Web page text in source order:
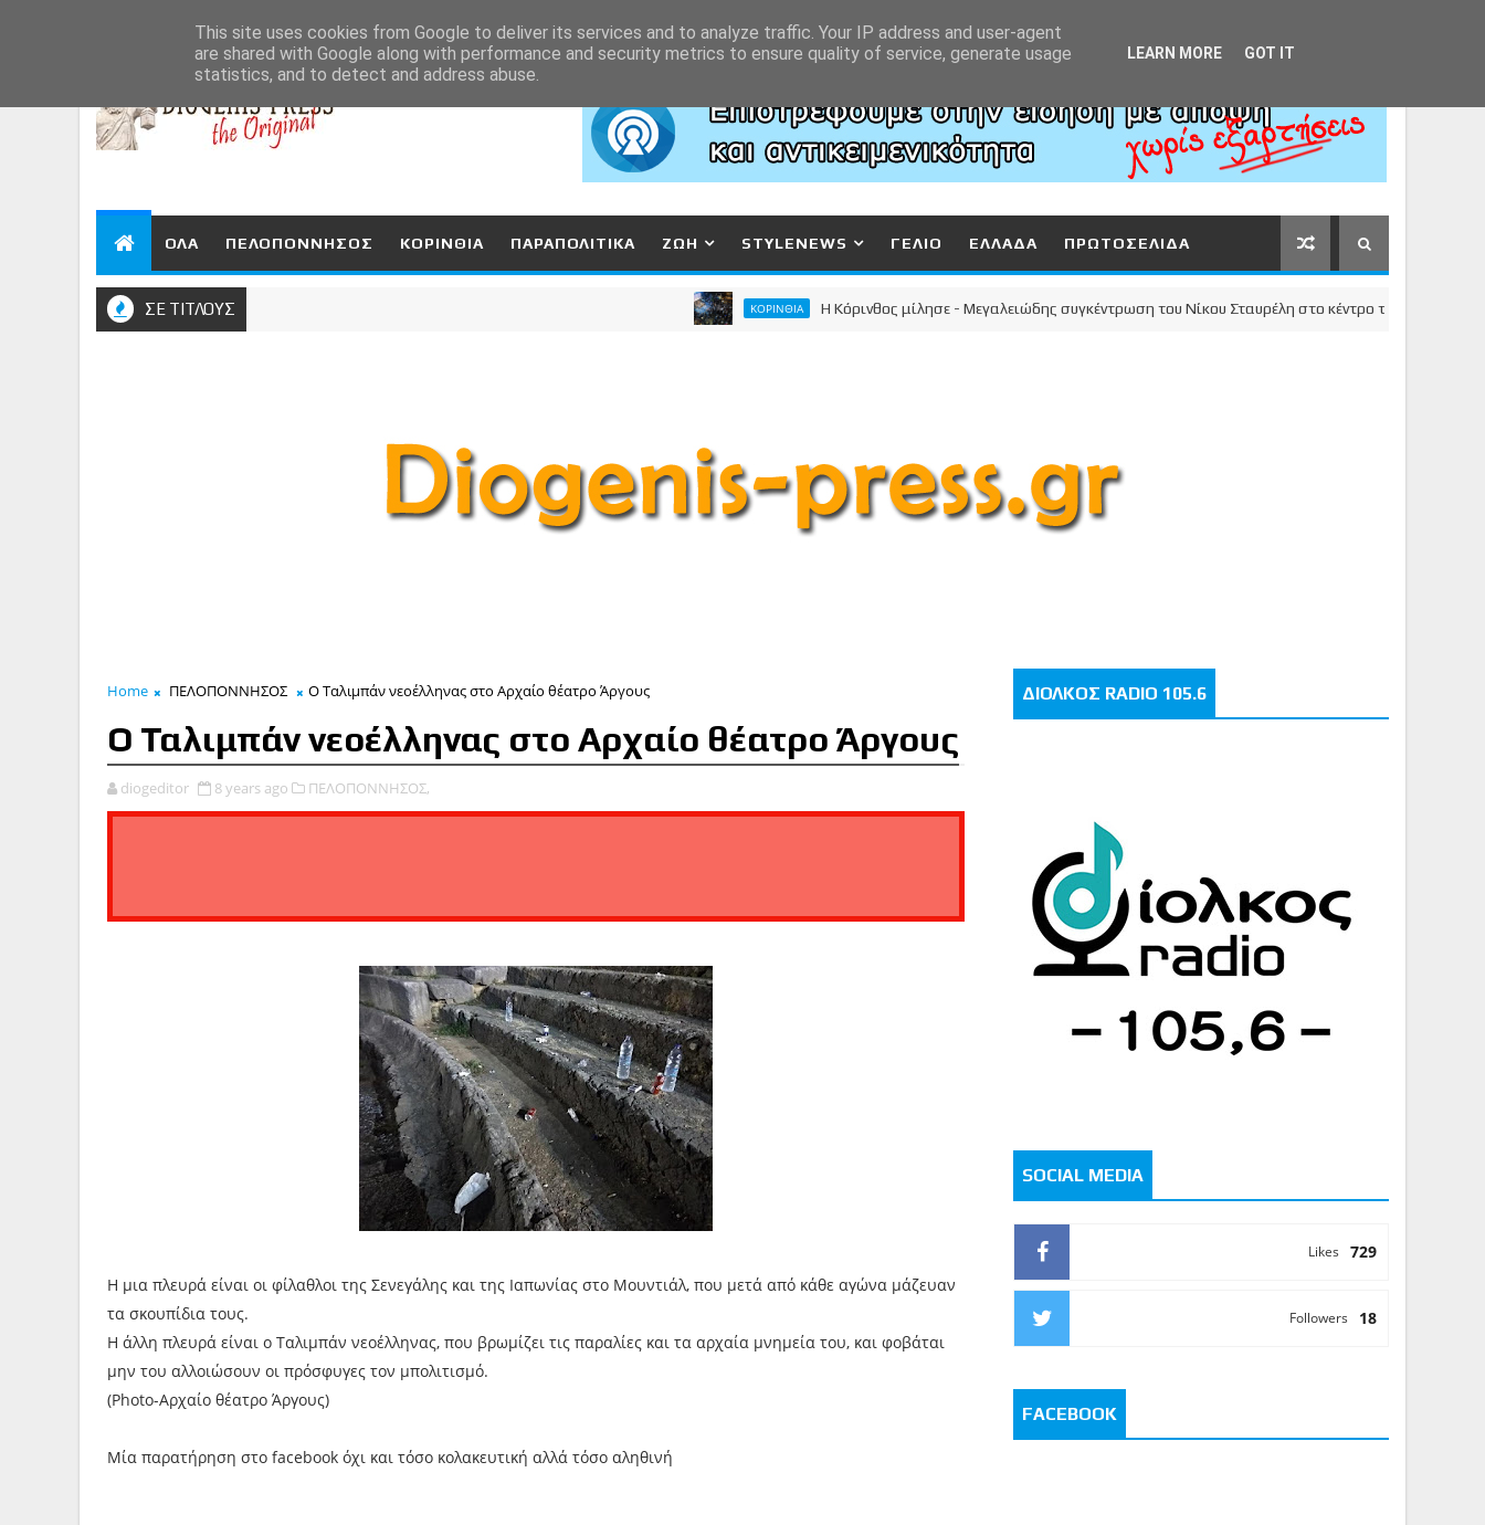
ΟΛΑ ΠΕΛΟΠΟΝΝΗΣΟΣ ΚΟΡΙΝΘΙΑ ΠΑΡΑΠΟΛΙΤΙΚΑ ΖΩΗ STYLENEWS ΓΕΛΙΟ ΕΛΛΑΔΑ ΠΡΩΤΟΣΕΛΙΔΑ
ΣΕ ΤΙΤΛΟΥΣ ΚΟΡΙΝΘΙΑ Η Κόρινθος μίλησε - Μεγαλειώδης συγκέντρωση του Νίκου Σταυρέλη στο κέντρο της πόλης!
Home ΠΕΛΟΠΟΝΝΗΣΟΣ Ο Ταλιμπάν νεοέλληνας στο Αρχαίο θέατρο Άργους
Ο Ταλιμπάν νεοέλληνας στο Αρχαίο θέατρο Άργους
diogeditor 8 years ago ΠΕΛΟΠΟΝΝΗΣΟΣ,
Η μια πλευρά είναι οι φίλαθλοι της Σενεγάλης και της Ιαπωνίας στο Μουντιάλ, που μετά από κάθε αγώνα μάζευαν
τα σκουπίδια τους.
Η άλλη πλευρά είναι ο Ταλιμπάν νεοέλληνας, που βρωμίζει τις παραλίες και τα αρχαία μνημεία του, και φοβάται
μην του αλλοιώσουν οι πρόσφυγες τον μπολιτισμό.
(Photo-Αρχαίο θέατρο Άργους)
Μία παρατήρηση στο facebook όχι και τόσο κολακευτική αλλά τόσο αληθινή
ΔΙΟΛΚΟΣ RADIO 105.6
SOCIAL MEDIA
729
Likes
18
Followers
FACEBOOK
This site uses cookies from Google to deliver its services and to analyze traffic. Your IP address and user-agent
are shared with Google along with performance and security metrics to ensure quality of service, generate usage
statistics, and to detect and address abuse.
LEARN MORE GOT IT